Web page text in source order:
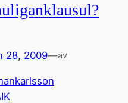
28, 2009—av